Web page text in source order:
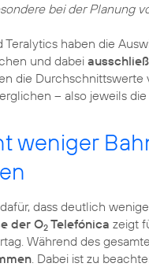
bei der Planung
Teralytics haben die
und dabei
die
– also jeweils
weniger
dass deutlich
der O2 Telefónica zeigt
Während des
. Dabei ist zu